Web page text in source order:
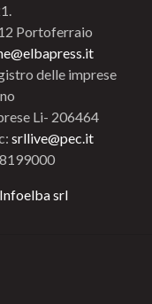
Portoferraio
delle imprese
Li- 206464
srllive@pec.it
Infoelba srl